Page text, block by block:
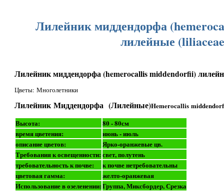
Лилейник миддендорфа
лилейные
Лилейник миддендорфа (hemerocallis middendorfii)
Цветы: Многолетники
Лилейник Миддендорфа (Лилейные)Hemerocallis
Высота:
80 - 80см
время цветения:
июнь - июль
описание цветов:
Ярко-оранжевые цв.
Требования к освещенности: свет, полутень
требовательность к почве:
к почве нетребовательны
цветовая гамма:
желто-оранжевая
Использование в озеленении:Группа, Миксбордер, Срезка